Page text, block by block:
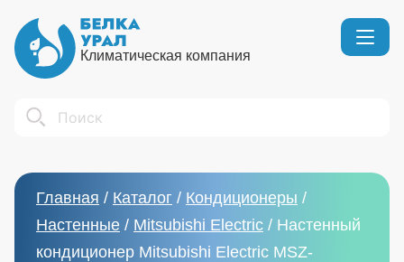
Климатическая компания
Search
Главная / Каталог / Кондиционеры /
Настенные / Mitsubishi Electric / Настенный
кондиционер Mitsubishi Electric MSZ-
Кондиционеры
Вентиляция
Тепловое оборудование
Реквизиты
Сертификаты